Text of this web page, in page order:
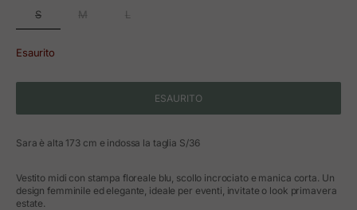
S M L
Esaurito
ESAURITO
Sara è alta 173 cm e indossa la taglia S/36
Vestito midi con stampa floreale blu, scollo incrociato e manica corta. Un
design femminile ed elegante, ideale per eventi, invitate o look primavera
estate.